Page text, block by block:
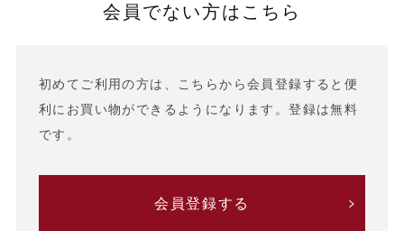
会員でない方はこちら
初めてご利用の方は、こちらから会員登録すると便
利にお買い物ができるようになります。登録は無料
です。
会員登録する